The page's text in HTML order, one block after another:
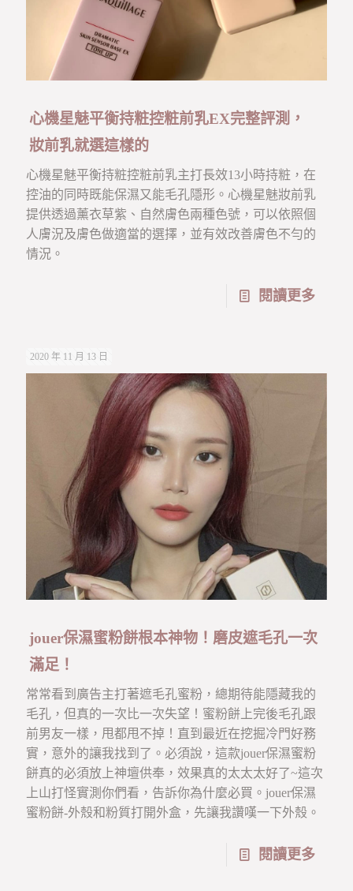
心機星魅平衡持粧控粧前乳EX完整評測，
妝前乳就選這樣的
心機星魅平衡持粧控粧前乳主打長效13小時持粧，在
控油的同時既能保濕又能毛孔隱形。心機星魅妝前乳
提供透過薰衣草紫、自然膚色兩種色號，可以依照個
人膚況及膚色做適當的選擇，並有效改善膚色不勻的
情況。
閱讀更多
2020 年 11 月 13 日
jouer保濕蜜粉餅根本神物！磨皮遮毛孔一次
滿足！
常常看到廣告主打著遮毛孔蜜粉，總期待能隱藏我的
毛孔，但真的一次比一次失望！蜜粉餅上完後毛孔跟
前男友一樣，甩都甩不掉！直到最近在挖掘冷門好務
實，意外的讓我找到了。必須說，這款jouer保濕蜜粉
餅真的必須放上神壇供奉，效果真的太太太好了~這次
上山打怪實測你們看，告訴你為什麼必買。jouer保濕
蜜粉餅-外殼和粉質打開外盒，先讓我讚嘆一下外殼。
閱讀更多